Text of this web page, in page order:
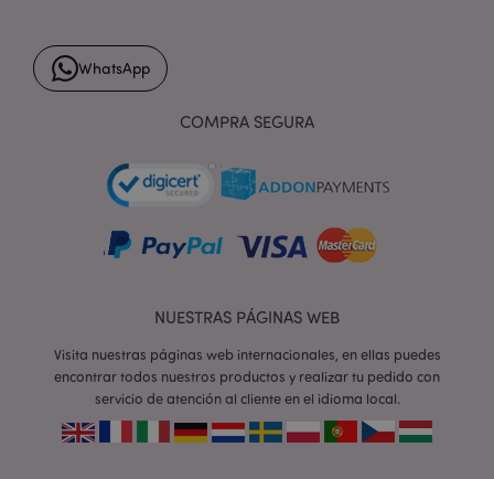
WhatsApp
COMPRA SEGURA
NUESTRAS PÁGINAS WEB
Visita nuestras páginas web internacionales, en ellas puedes
encontrar todos nuestros productos y realizar tu pedido con
servicio de atención al cliente en el idioma local.
form_key
PHPSESSID
PHP.net
.www.puckator.es